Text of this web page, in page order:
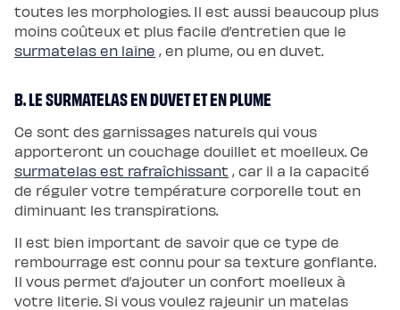
de
lit
toutes les morphologies. Il est aussi beaucoup plus
moins coûteux et plus facile d’entretien que le
surmatelas en laine , en plume, ou en duvet.
B. LE SURMATELAS EN DUVET ET EN PLUME
Ce sont des garnissages naturels qui vous
apporteront un couchage douillet et moelleux. Ce
surmatelas est rafraîchissant , car il a la capacité
de réguler votre température corporelle tout en
diminuant les transpirations.
Il est bien important de savoir que ce type de
rembourrage est connu pour sa texture gonflante.
Il vous permet d’ajouter un confort moelleux à
votre literie. Si vous voulez rajeunir un matelas